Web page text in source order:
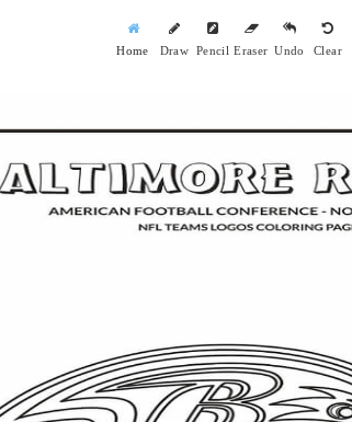
Home Draw Pencil Eraser Undo Clear